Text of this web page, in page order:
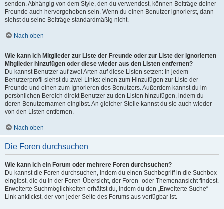
senden. Abhängig von dem Style, den du verwendest, können Beiträge deiner
Freunde auch hervorgehoben sein. Wenn du einen Benutzer ignorierst, dann
siehst du seine Beiträge standardmäßig nicht.
Nach oben
Wie kann ich Mitglieder zur Liste der Freunde oder zur Liste der ignorierten
Mitglieder hinzufügen oder diese wieder aus den Listen entfernen?
Du kannst Benutzer auf zwei Arten auf diese Listen setzen: In jedem
Benutzerprofil siehst du zwei Links: einen zum Hinzufügen zur Liste der
Freunde und einen zum Ignorieren des Benutzers. Außerdem kannst du im
persönlichen Bereich direkt Benutzer zu den Listen hinzufügen, indem du
deren Benutzernamen eingibst. An gleicher Stelle kannst du sie auch wieder
von den Listen entfernen.
Nach oben
Die Foren durchsuchen
Wie kann ich ein Forum oder mehrere Foren durchsuchen?
Du kannst die Foren durchsuchen, indem du einen Suchbegriff in die Suchbox
eingibst, die du in der Foren-Übersicht, der Foren- oder Themenansicht findest.
Erweiterte Suchmöglichkeiten erhältst du, indem du den „Erweiterte Suche“-
Link anklickst, der von jeder Seite des Forums aus verfügbar ist.